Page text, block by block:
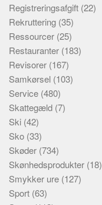
Registreringsafgift (22)
Rekruttering (35)
Ressourcer (25)
Restauranter (183)
Revisorer (167)
Samkørsel (103)
Service (480)
Skattegæld (7)
Ski (42)
Sko (33)
Skøder (734)
Skønhedsprodukter (18)
Smykker ure (127)
Sport (63)